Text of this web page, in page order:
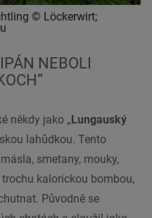
© Löckerwirt;
NEBOLI
někdy jako „ Lungauský
lahůdkou. Tento
smetany, mouky,
kalorickou bombou,
Původně se